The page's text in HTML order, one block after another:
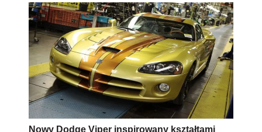
Nowy Dodge Viper inspirowany kształtami